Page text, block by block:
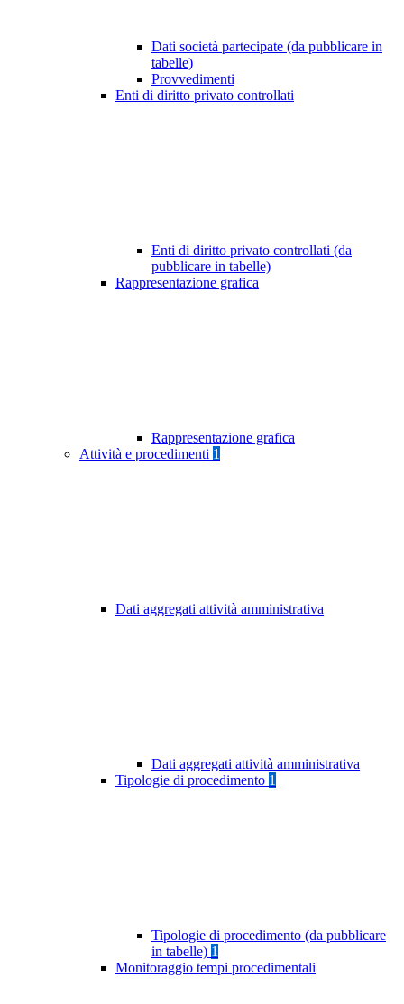
Dati società partecipate (da pubblicare in
tabelle)
Provvedimenti
Enti di diritto privato controllati
Enti di diritto privato controllati (da
pubblicare in tabelle)
Rappresentazione grafica
Rappresentazione grafica
Attività e procedimenti 1
Dati aggregati attività amministrativa
Dati aggregati attività amministrativa
Tipologie di procedimento 1
Tipologie di procedimento (da pubblicare
in tabelle) 1
Monitoraggio tempi procedimentali